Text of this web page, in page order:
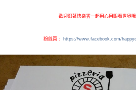
歡迎跟著快樂雲一起用心用眼看世界
粉絲頁 : https://www.facebook.com/